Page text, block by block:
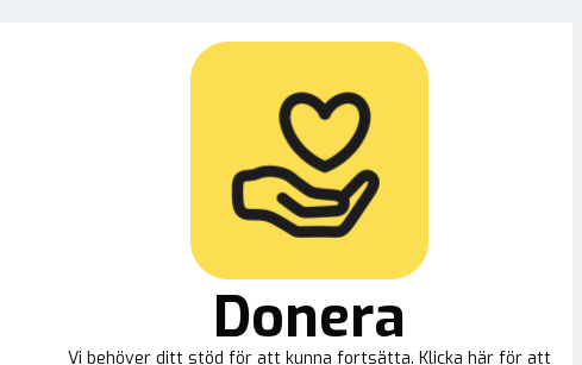
Donera
Vi behöver ditt stöd för att kunna fortsätta. Klicka här för att